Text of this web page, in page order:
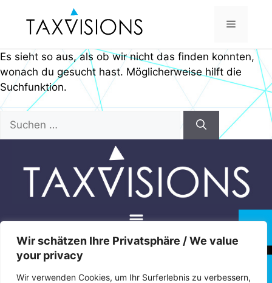
Wir schätzen Ihre Privatsphäre / We value
your privacy
Wir verwenden Cookies, um Ihr Surferlebnis zu verbessern,
Es sieht so aus, als ob wir nicht das finden konnten,
wonach du gesucht hast. Möglicherweise hilft die
Suchfunktion.